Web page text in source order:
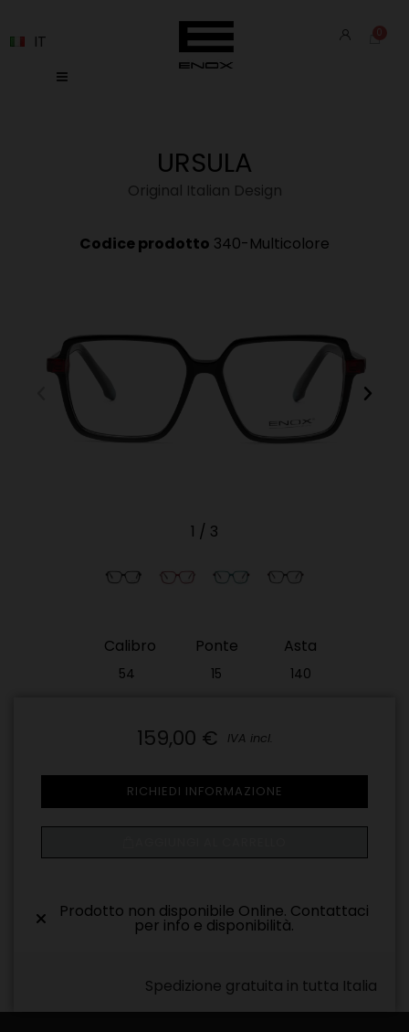
IT
URSULA
Original Italian Design
Codice prodotto 340-Multicolore
1 / 3
Calibro
54
Ponte
15
Asta
140
159,00 € IVA incl.
RICHIEDI INFORMAZIONE
Prodotto non disponibile Online. Contattaci
per info e disponibilità.
Spedizione gratuita in tutta Italia